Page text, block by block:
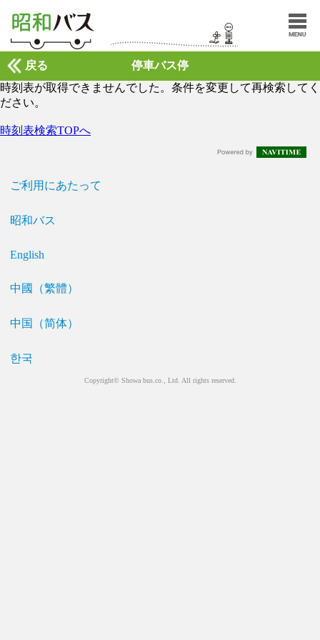
停車バス停
戻る
時刻表が取得できませんでした。条件を変更して再検索してく
ださい。
時刻表検索TOPへ
ご利用にあたって
昭和バス
English
中國（繁體）
中国（简体）
한국
Copyright© Showa bus.co., Ltd. All rights reserved.